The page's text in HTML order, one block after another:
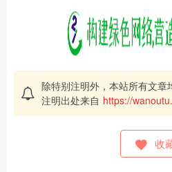
除特别注明外，本站所有文章
注明出处来自 https://
收